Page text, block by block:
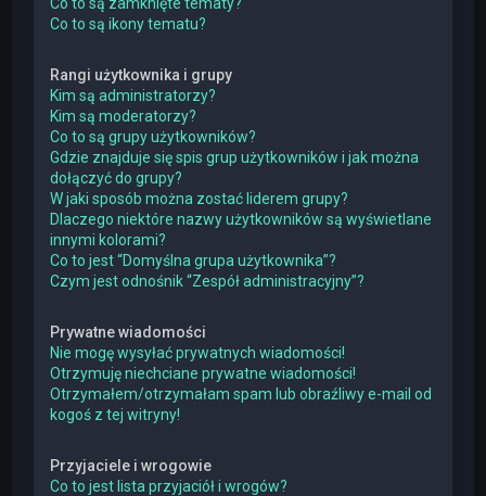
Co to są ikony tematu?
Rangi użytkownika i grupy
Kim są administratorzy?
Kim są moderatorzy?
Co to są grupy użytkowników?
Gdzie znajduje się spis grup użytkowników i jak można
dołączyć do grupy?
W jaki sposób można zostać liderem grupy?
Dlaczego niektóre nazwy użytkowników są wyświetlane
innymi kolorami?
Co to jest “Domyślna grupa użytkownika”?
Czym jest odnośnik “Zespół administracyjny”?
Prywatne wiadomości
Nie mogę wysyłać prywatnych wiadomości!
Otrzymuję niechciane prywatne wiadomości!
Otrzymałem/otrzymałam spam lub obraźliwy e-mail od
kogoś z tej witryny!
Przyjaciele i wrogowie
Co to jest lista przyjaciół i wrogów?